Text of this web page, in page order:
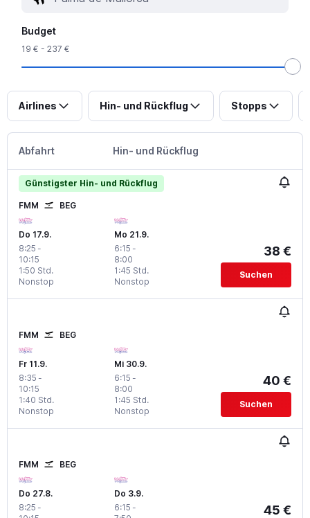
Budget
19 € - 237 €
Airlines Hin- und Rückflug Stopps
Abfahrt Hin- und Rückflug
Günstigster Hin- und Rückflug
FMM BEG
Do 17.9.
8:25 -
10:15
Nonstop
1:50 Std.
Mo 21.9.
6:15 -
8:00
Nonstop
1:45 Std.
38 €
Suchen
FMM BEG
Fr 11.9.
8:35 -
10:15
Nonstop
1:40 Std.
Mi 30.9.
6:15 -
8:00
Nonstop
1:45 Std.
40 €
Suchen
FMM BEG
Do 27.8.
8:25 -
Do 3.9.
6:15 -
45 €